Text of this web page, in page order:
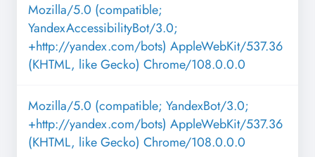
Mozilla/5.0 (compatible;
YandexAccessibilityBot/3.0;
+http://yandex.com/bots) AppleWebKit/537.36
(KHTML, like Gecko) Chrome/108.0.0.0
Mozilla/5.0 (compatible; YandexBot/3.0;
+http://yandex.com/bots) AppleWebKit/537.36
(KHTML, like Gecko) Chrome/108.0.0.0